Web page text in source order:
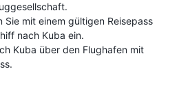
Sie mit einem gültigen Reisepass
nach Kuba ein.
Kuba über den Flughafen mit